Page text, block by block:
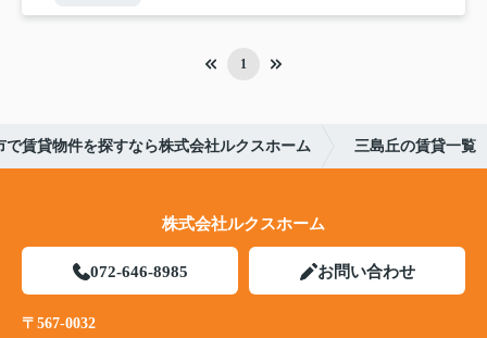
1
で賃貸物件を探すなら株式会社ルクスホーム 三島丘の賃貸一覧
株式会社ルクスホーム
072-646-8985 お問い合わせ
〒567-0032